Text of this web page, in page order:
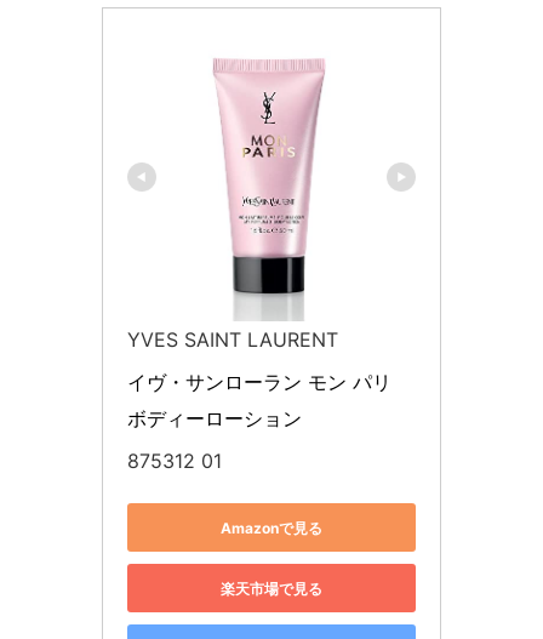
YVES SAINT LAURENT
イヴ・サンローラン モン パリ
ボディーローション
875312 01
Amazonで見る
楽天市場で見る